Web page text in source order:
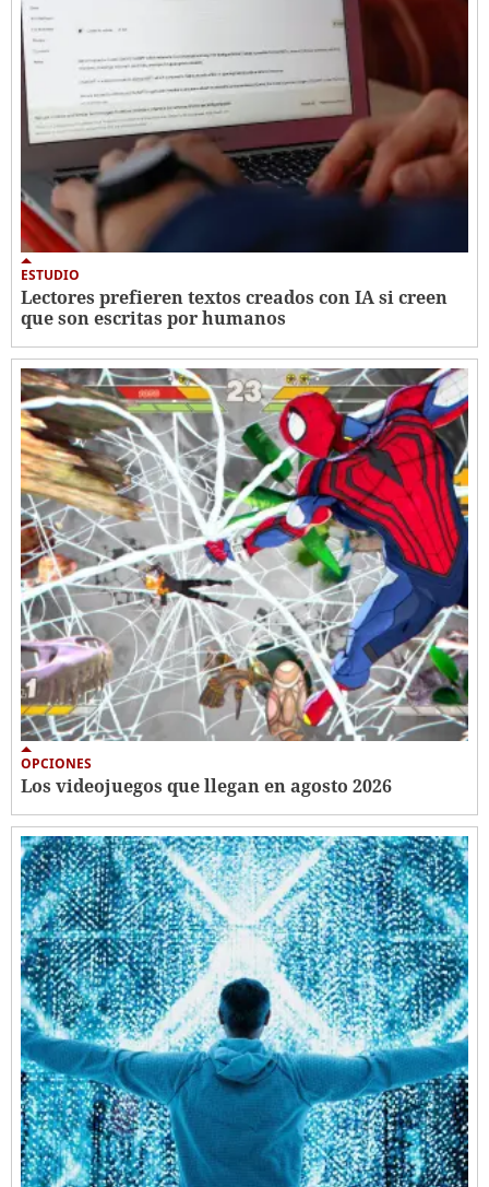
ESTUDIO
Lectores prefieren textos creados con IA si creen
que son escritas por humanos
OPCIONES
Los videojuegos que llegan en agosto 2026